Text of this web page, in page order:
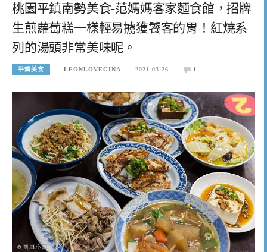
桃園平鎮南勢美食-范媽媽客家麵食館，招牌
生煎蘿蔔糕一樣輕易擄獲饕客的胃！紅燒系
列的湯頭非常美味呢。
平鎮美食 LEONLOVEGINA 2021-03-26 1